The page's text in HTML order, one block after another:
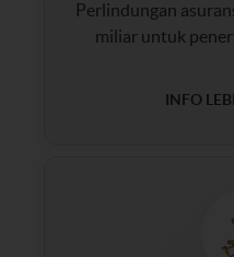
Perlindungan
miliar untuk
INFO